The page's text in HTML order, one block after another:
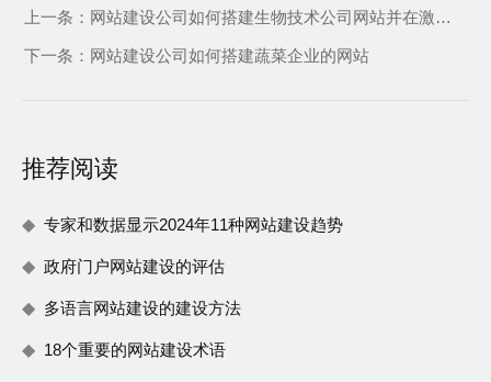
上一条： 网站建设公司如何搭建生物技术公司网站并在激烈的市场竞争中脱颖而出
下一条： 网站建设公司如何搭建蔬菜企业的网站
推荐阅读
专家和数据显示2024年11种网站建设趋势
政府门户网站建设的评估
多语言网站建设的建设方法
18个重要的网站建设术语